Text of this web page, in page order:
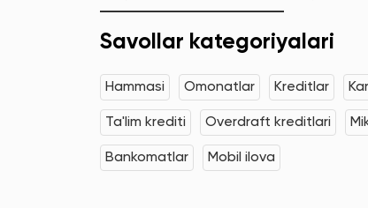
Savollar kategoriyalari
Hammasi Omonatlar Kreditlar
Ta'lim krediti Overdraft kreditlari
Bankomatlar Mobil ilova